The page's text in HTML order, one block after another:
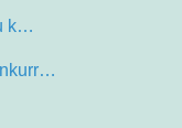
k…